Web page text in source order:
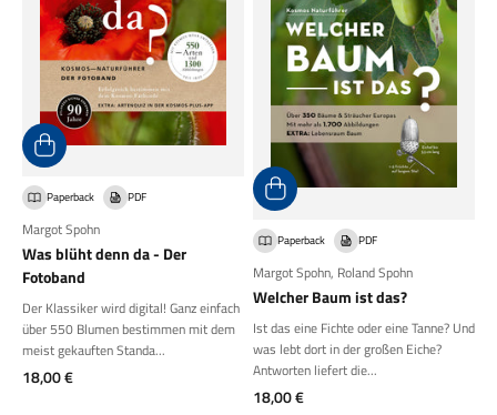
Paperback PDF
Margot Spohn
Was blüht denn da - Der
Fotoband
Der Klassiker wird digital! Ganz einfach
über 550 Blumen bestimmen mit dem
meist gekauften Standa...
Angebot
18,00 €
Paperback PDF
Margot Spohn, Roland Spohn
Welcher Baum ist das?
Ist das eine Fichte oder eine Tanne? Und
was lebt dort in der großen Eiche?
Antworten liefert die...
Angebot
18,00 €